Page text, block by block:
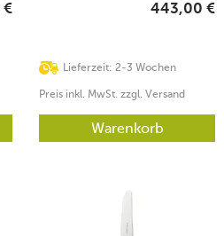
€
Lieferzeit: 2-3 Wochen
443,00 €
Preis inkl. MwSt. zzgl. Versand
Warenkorb